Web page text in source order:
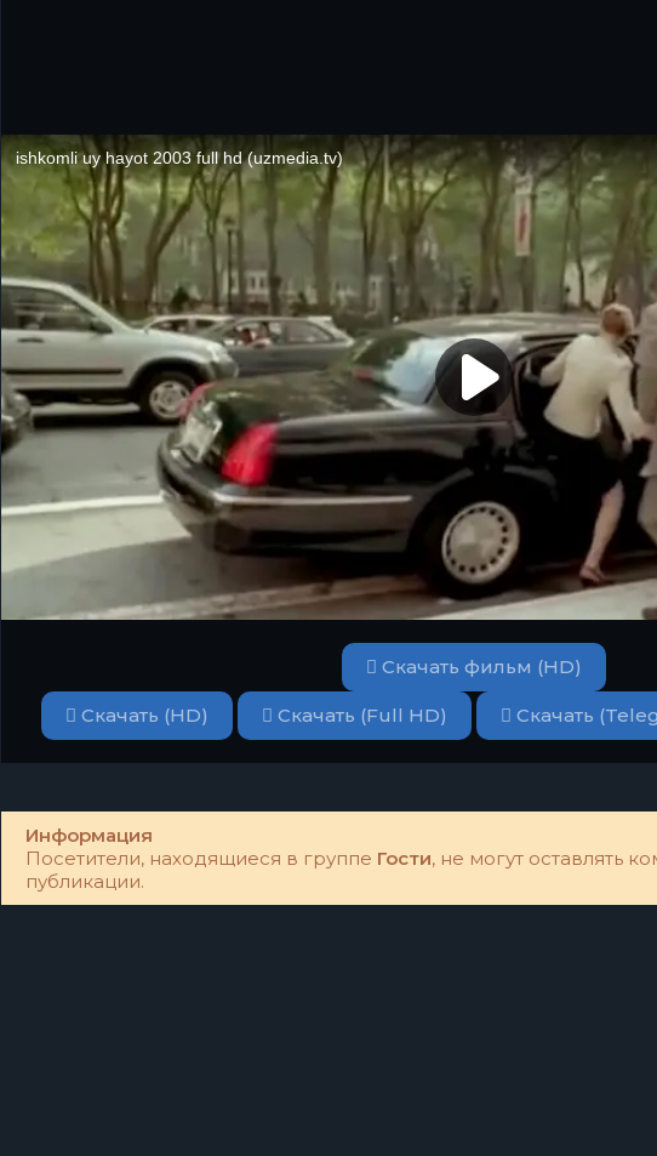
Скачать фильм (HD)
Скачать (HD) Скачать (Full HD) Скачать
Информация
Посетители, находящиеся в группе Гости, не могут оставлять
публикации.